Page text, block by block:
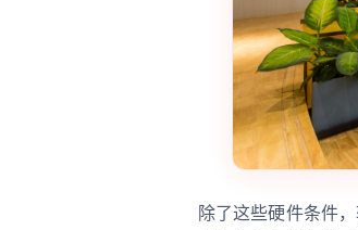
除了这些硬件条件